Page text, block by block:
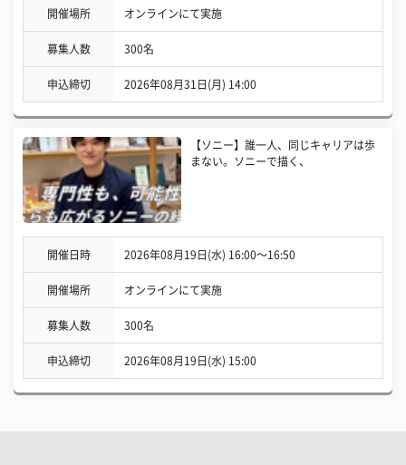
開催場所 オンラインにて実施
募集人数 300名
申込締切 2026年08月31日(月) 14:00
【ソニー】誰一人、同じキャリアは歩
まない。ソニーで描く、
開催日時 2026年08月19日(水) 16:00〜16:50
開催場所 オンラインにて実施
募集人数 300名
申込締切 2026年08月19日(水) 15:00